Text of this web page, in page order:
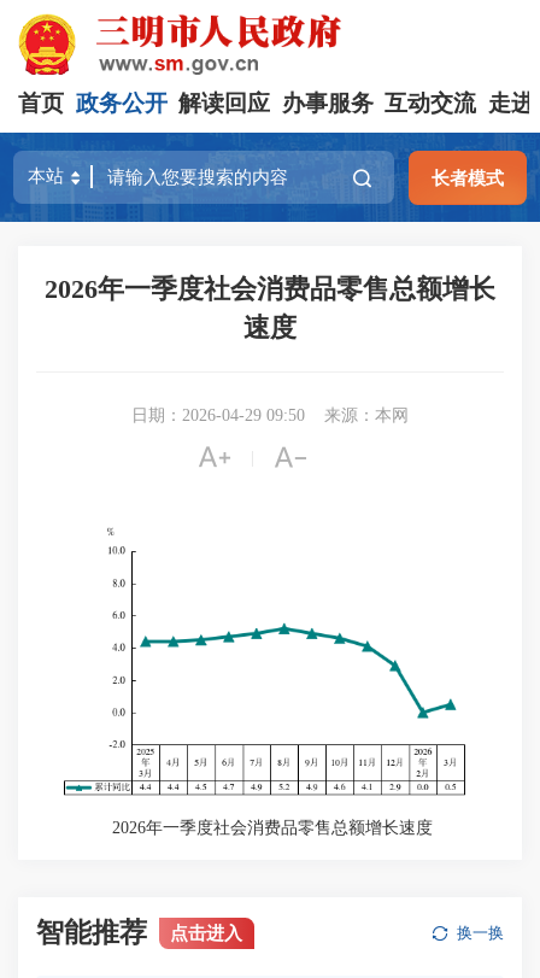
首页 政务公开 解读回应 办事服务 互动交流 走进
长者模式
2026年一季度社会消费品零售总额增长
速度
日期：2026-04-29 09:50 来源：本网
 
2026年一季度社会消费品零售总额增长速度
智能推荐 点击进入 换一换